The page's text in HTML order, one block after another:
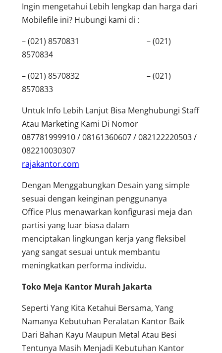
Ingin mengetahui Lebih lengkap dan harga dari
Mobilefile ini? Hubungi kami di :
– (021) 8570831 – (021)
8570834
– (021) 8570832 – (021)
8570833
Untuk Info Lebih Lanjut Bisa Menghubungi Staff
Atau Marketing Kami Di Nomor
087781999910 / 08161360607 / 082122220503 /
082210030307
rajakantor.com
Dengan Menggabungkan Desain yang simple
sesuai dengan keinginan penggunanya
Office Plus menawarkan konfigurasi meja dan
partisi yang luar biasa dalam
menciptakan lingkungan kerja yang fleksibel
yang sangat sesuai untuk membantu
meningkatkan performa individu.
Toko Meja Kantor Murah Jakarta
Seperti Yang Kita Ketahui Bersama, Yang
Namanya Kebutuhan Peralatan Kantor Baik
Dari Bahan Kayu Maupun Metal Atau Besi
Tentunya Masih Menjadi Kebutuhan Kantor